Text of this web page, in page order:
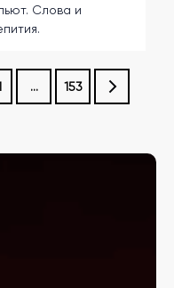
Слова и
... 153